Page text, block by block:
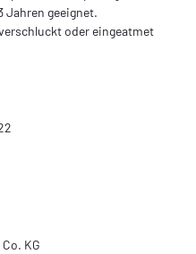
Jahren geeignet.
oder eingeatmet
KG